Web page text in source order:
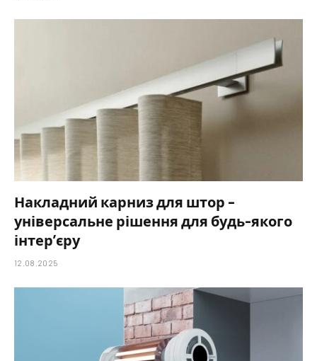
Накладний карниз для штор –
універсальне рішення для будь-якого
інтер’єру
12.08.2025